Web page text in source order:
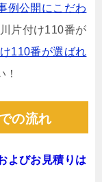
例公開にこだわ
片付け110番が
110番が選ばれ
の流れ
よびお見積りは